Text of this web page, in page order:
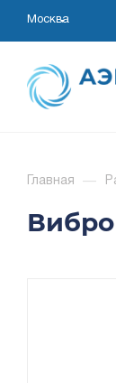
Москва
Главная —